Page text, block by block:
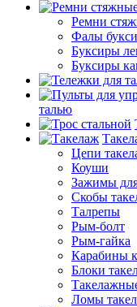
Ремни
Фалы
Буксиры
Буксиры
талью
Цепи
Коуши
Зажимы
Скобы
Талрепы
Рым-болт
Рым-гайка
Карабины
Блоки
Ломы